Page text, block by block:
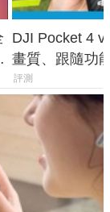
DJI Pocket 4
畫質、跟隨功
一次看懂兩台
評測